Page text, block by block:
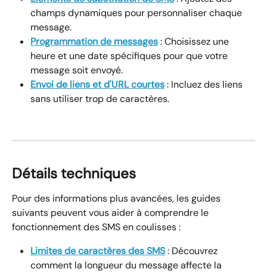
champs dynamiques pour personnaliser chaque
message.
Programmation de messages : Choisissez une
heure et une date spécifiques pour que votre
message soit envoyé.
Envoi de liens et d'URL courtes : Incluez des liens
sans utiliser trop de caractères.
Détails techniques
Pour des informations plus avancées, les guides
suivants peuvent vous aider à comprendre le
fonctionnement des SMS en coulisses :
Limites de caractères des SMS : Découvrez
comment la longueur du message affecte la